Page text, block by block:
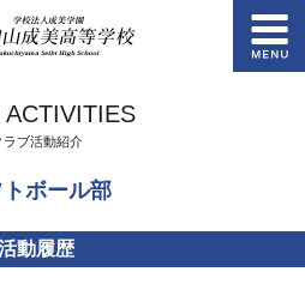
学校法人成美学
ACTIVITIES
ラブ活動紹介
トボール部
動履歴